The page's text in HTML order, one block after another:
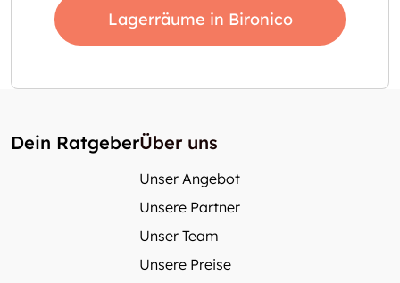
Lagerräume in Bironico
Dein RatgeberÜber uns
Unser Angebot
Unsere Partner
Unser Team
Unsere Preise